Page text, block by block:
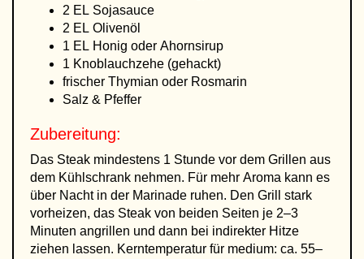
2 EL Sojasauce
2 EL Olivenöl
1 EL Honig oder Ahornsirup
1 Knoblauchzehe (gehackt)
frischer Thymian oder Rosmarin
Salz & Pfeffer
Zubereitung:
Das Steak mindestens 1 Stunde vor dem Grillen aus
dem Kühlschrank nehmen. Für mehr Aroma kann es
über Nacht in der Marinade ruhen. Den Grill stark
vorheizen, das Steak von beiden Seiten je 2–3
Minuten angrillen und dann bei indirekter Hitze
ziehen lassen. Kerntemperatur für medium: ca. 55–